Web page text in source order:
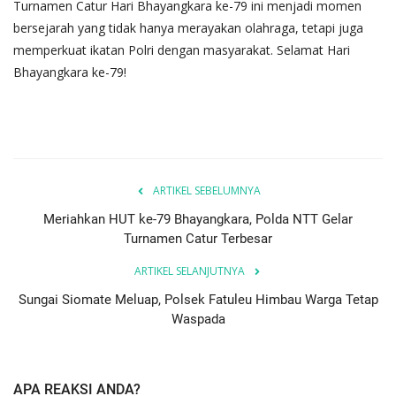
Turnamen Catur Hari Bhayangkara ke-79 ini menjadi momen
bersejarah yang tidak hanya merayakan olahraga, tetapi juga
memperkuat ikatan Polri dengan masyarakat. Selamat Hari
Bhayangkara ke-79!
ARTIKEL SEBELUMNYA
Meriahkan HUT ke-79 Bhayangkara, Polda NTT Gelar
Turnamen Catur Terbesar
ARTIKEL SELANJUTNYA
Sungai Siomate Meluap, Polsek Fatuleu Himbau Warga Tetap
Waspada
APA REAKSI ANDA?